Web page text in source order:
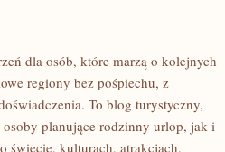
dla osób, które marzą o kolejnych
regiony bez pośpiechu, z
To blog turystyczny,
planujące rodzinny urlop, jak i
świecie, kulturach, atrakcjach,